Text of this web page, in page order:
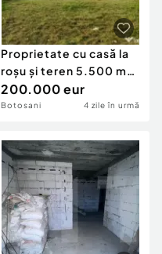
Proprietate cu casă la
roșu și teren 5.500 mp
– Zăice?
200.000 eur
Botosani 4 zile în urmă